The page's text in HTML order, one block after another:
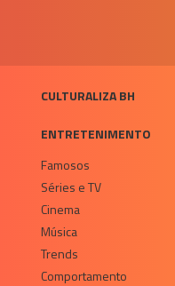
CULTURALIZA BH
ENTRETENIMENTO
Famosos
Séries e TV
Cinema
Música
Trends
Comportamento